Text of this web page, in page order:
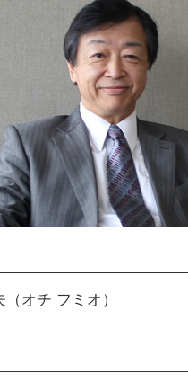
オチ フミオ）